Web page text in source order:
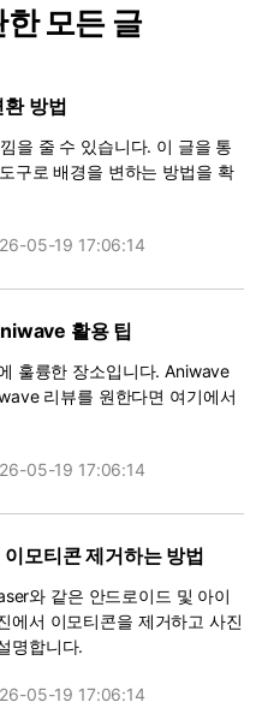
모든 글
방법
을 줄 수 있습니다. 이 글을 통
구로 배경을 변하는 방법을 확
05-19 17:06:14
활용 팁
훌륭한 장소입니다. Aniwave
리뷰를 원한다면 여기에서
05-19 17:06:14
모티콘 제거하는 방법
와 같은 안드로이드 및 아이
에서 이모티콘을 제거하고 사진
명합니다.
05-19 17:06:14